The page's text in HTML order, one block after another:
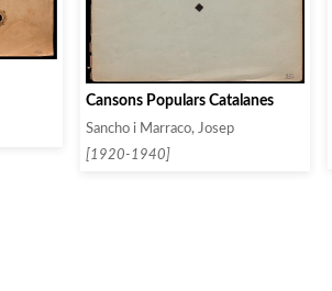
Cansons Populars Catalanes
Sancho i Marraco, Josep
[1920-1940]